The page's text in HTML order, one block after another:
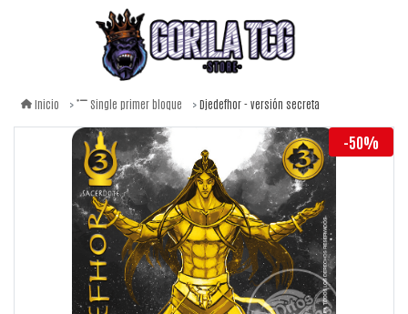
Inicio Single primer bloque Djedefhor - versión secreta
-50%